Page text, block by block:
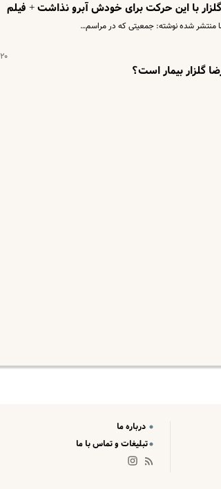
با این حرکت برای خودش آبرو نذاشت + فیلم
منتشر شده نوشته: جمعیتی که در مراسم…
۲۰ اردیبهشت ۱۴۰۲
گلزار بیمار است؟
درباره ما
تبلیغات و تماس با ما